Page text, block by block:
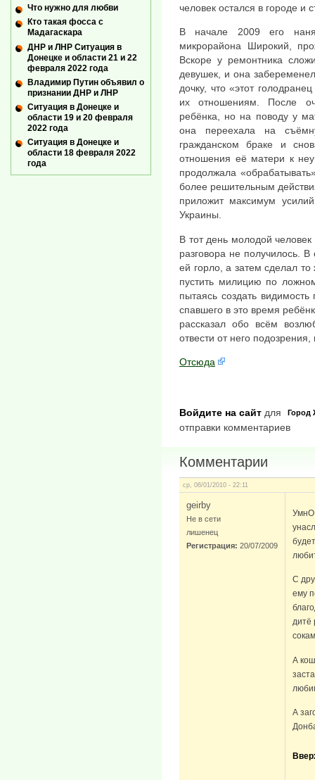
человек остался в городе и
В начале 2009 его
микрорайона Широкий,
Вскоре у ремонтника
девушек, и она
дочку, что «этот
их отношениям. После
ребёнка, но на поводу у
она переехала на
гражданском браке и
отношения её матери к
продолжала
более решительным
приложит максимум
Украины.
В тот день молодой
разговора не получилось.
ей горло, а затем сделал
пустить милицию по
пытаясь создать
спавшего в это время
рассказал обо всём
отвести от него
Отсюда
Город
Войдите на сайт для
отправки комментариев
Комментарии
ср, 06/01/2010 - 22:11
geirby
Не в сети
лишенец
Регистрация: 20/07/2009
С
ему
дитё
А
А
Что нужно для любви
Кто такая фосса с
Мадагаскара
ДНР и ЛНР Ситуация в
Донецке и области 21 и 22
февраля 2022 года
Владимир Путин объявил о
признании ДНР и ЛНР
Ситуация в Донецке и
области 19 и 20 февраля
2022 года
Ситуация в Донецке и
области 18 февраля 2022
года